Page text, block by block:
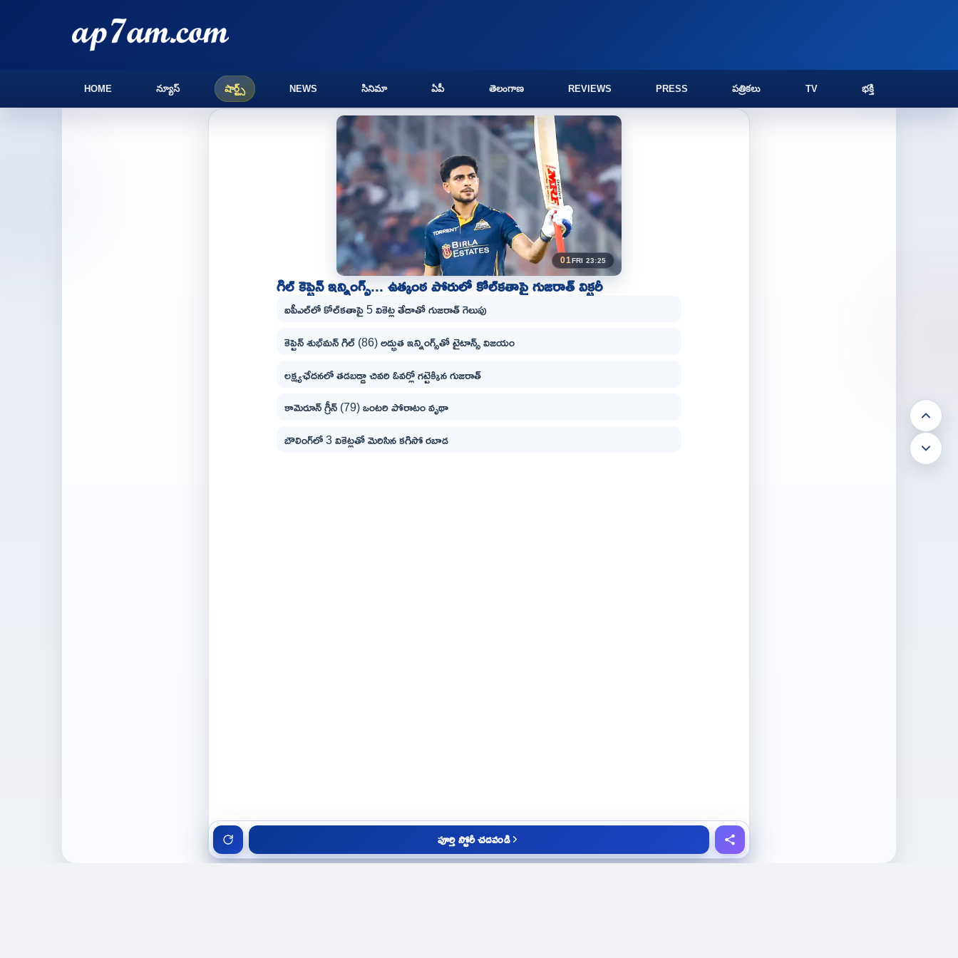
HOME న్యూస్ షార్ట్స్ NEWS సినిమా ఏపీ తెలంగాణ REVIEWS PRESS పత్రికలు TV భక్తి
01FRI 23:25
గిల్ కెప్టెన్ ఇన్నింగ్స్... ఉత్కంఠ పోరులో కోల్‌కతాపై గుజరాత్ విక్టరీ
ఐపీఎల్‌లో కోల్‌కతాపై 5 వికెట్ల తేడాతో గుజరాత్ గెలుపు
కెప్టెన్ శుభ్‌మన్ గిల్ (86) అద్భుత ఇన్నింగ్స్‌తో టైటాన్స్ విజయం
లక్ష్యఛేదనలో తడబడ్డా చివరి ఓవర్లో గట్టెక్కిన గుజరాత్
కామెరూన్ గ్రీన్ (79) ఒంటరి పోరాటం వృథా
బౌలింగ్‌లో 3 వికెట్లతో మెరిసిన కగిసో రబాడ
పూర్తి స్టోరీ చదవండి